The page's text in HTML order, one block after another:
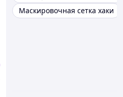
Маскировочная сетка хаки